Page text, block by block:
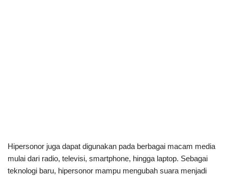
Hipersonor juga dapat digunakan pada berbagai macam media
mulai dari radio, televisi, smartphone, hingga laptop. Sebagai
teknologi baru, hipersonor mampu mengubah suara menjadi